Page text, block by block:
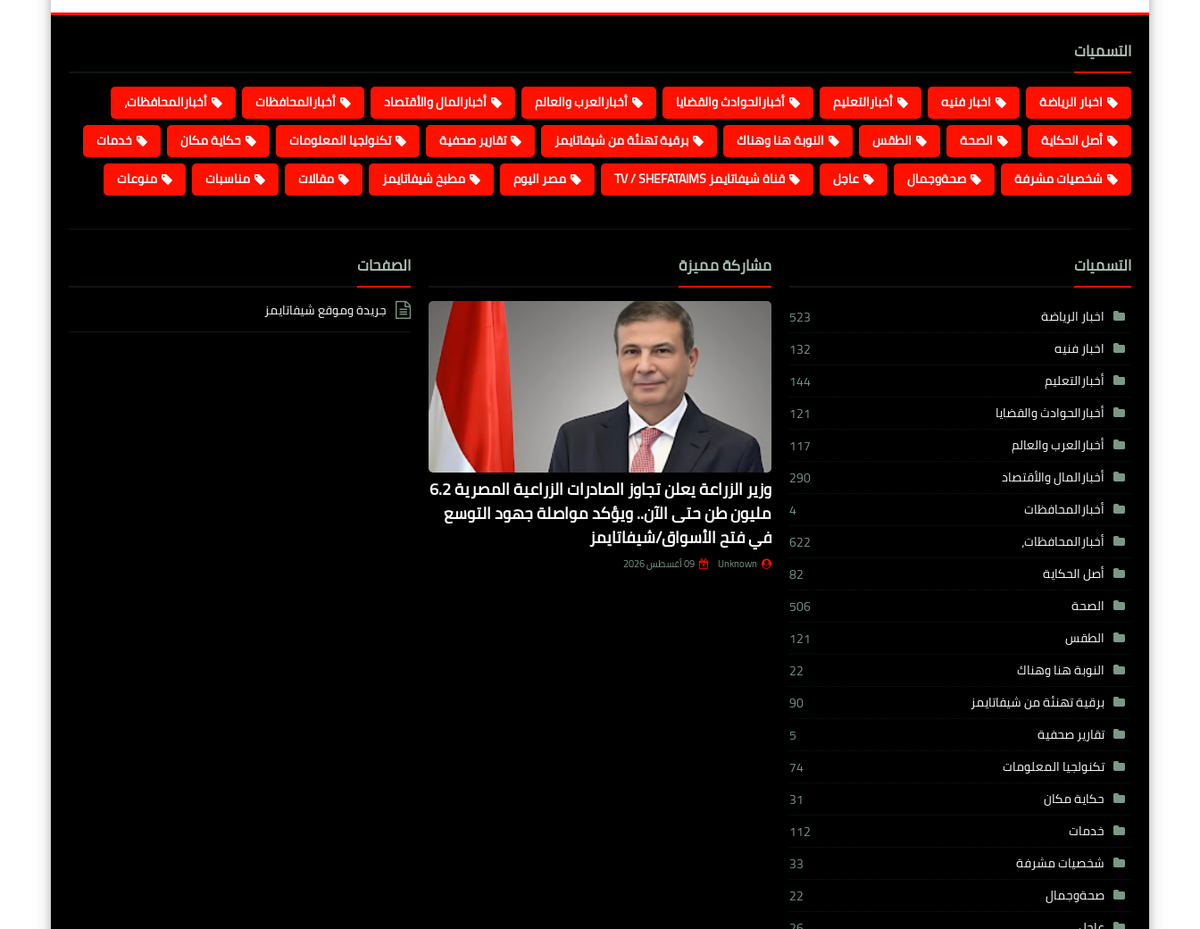
التسميات
اخبار الرياضة اخبار فنيه أخبارالتعليم أخبارالحوادث والقضايا أخبارالعرب والعالم أخبارالمال والأقتصاد أخبارالمحافظات
أخبارالمحافظات،
أصل الحكاية
الصحة الطقس النوبة هنا وهناك برقية تهنئة من شيفاتايمز تقارير صحفية تكنولجيا المعلومات حكاية مكان
خدمات
شخصيات مشرفة
صحةوجمال عاجل قناة شيفاتايمز TV / SHEFATAIMS مصر اليوم مطبخ شيفاتايمز مقالات مناسبات منوعات
التسميات
اخبار الرياضة
523
اخبار فنيه
132
أخبارالتعليم
144
أخبارالحوادث والقضايا
121
أخبارالعرب والعالم
117
أخبارالمال والأقتصاد
290
أخبارالمحافظات
4
أخبارالمحافظات،
622
أصل الحكاية
82
الصحة
506
الطقس
121
النوبة هنا وهناك
22
برقية تهنئة من شيفاتايمز
90
تقارير صحفية
5
تكنولجيا المعلومات
74
حكاية مكان
31
خدمات
112
شخصيات مشرفة
33
صحةوجمال
22
مشاركة مميزة
وزير الزراعة يعلن تجاوز الصادرات الزراعية المصرية 6.2
مليون طن حتى الآن.. ويؤكد مواصلة جهود التوسع
في فتح الأسواق/شيفاتايمز
Unknown 09 أغسطس 2026
الصفحات
جريدة وموقع شيفاتايمز